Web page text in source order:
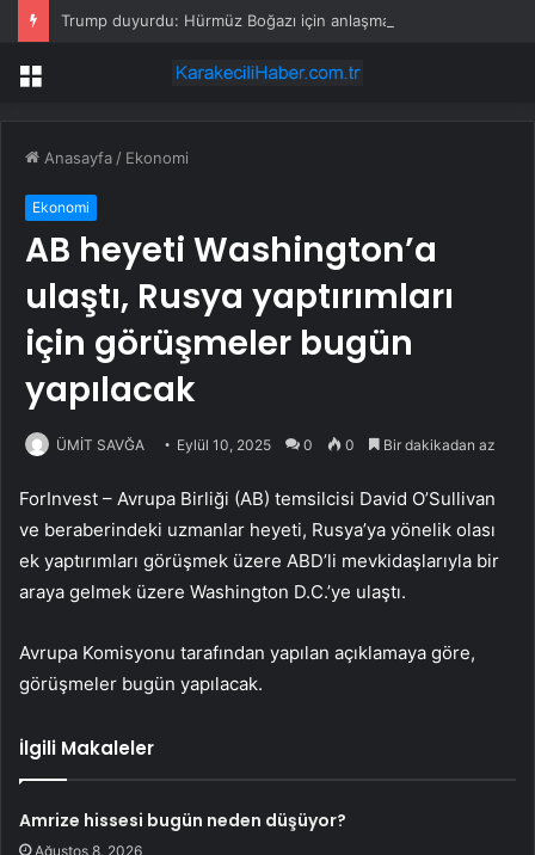
Trump duyurdu: Hürmüz Boğazı için anlaşma sağlandı
Menü
Anasayfa / Ekonomi
Ekonomi
AB heyeti Washington’a
ulaştı, Rusya yaptırımları
için görüşmeler bugün
yapılacak
ÜMİT SAVĞA Eylül 10, 2025 0 0 Bir dakikadan az
ForInvest – Avrupa Birliği (AB) temsilcisi David O’Sullivan
ve beraberindeki uzmanlar heyeti, Rusya’ya yönelik olası
ek yaptırımları görüşmek üzere ABD’li mevkidaşlarıyla bir
araya gelmek üzere Washington D.C.’ye ulaştı.
Avrupa Komisyonu tarafından yapılan açıklamaya göre,
görüşmeler bugün yapılacak.
İlgili Makaleler
Amrize hissesi bugün neden düşüyor?
Ağustos 8, 2026